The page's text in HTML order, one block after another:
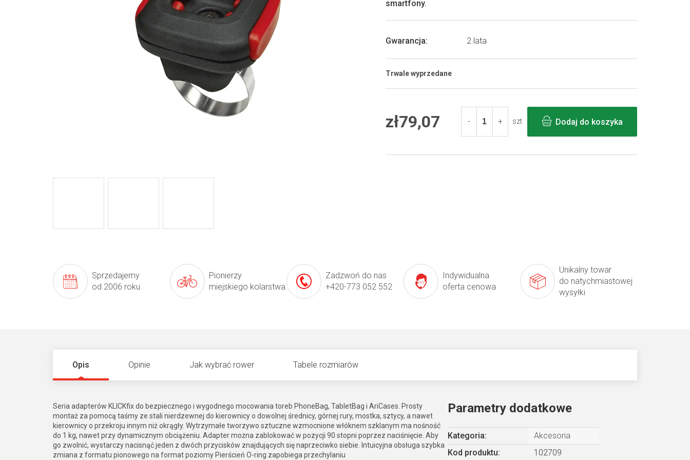
Trwale wyprzedane
Gwarancja: 2 lata
smartfony.
5
zł79,07 szt Dodaj do koszyka
Sprzedajemy
od 2006 roku
Pionierzy
miejskiego kolarstwa
Zadzwoń do nas
+420-773 052 552
Indywidualna
oferta cenowa
Unikalny towar
do natychmiastowej
wysyłki
Opis Opinie Jak wybrać rower Tabele rozmiarów
Seria adapterów KLICKfix do bezpiecznego i wygodnego mocowania toreb PhoneBag, TabletBag i AriCases. Prosty
montaż za pomocą taśmy ze stali nierdzewnej do kierownicy o dowolnej średnicy, górnej rury, mostka, sztycy, a nawet
kierownicy o przekroju innym niż okrągły. Wytrzymałe tworzywo sztuczne wzmocnione włóknem szklanym ma nośność
do 1 kg, nawet przy dynamicznym obciążeniu. Adapter można zablokować w pozycji 90 stopni poprzez naciśnięcie. Aby
go zwolnić, wystarczy nacisnąć jeden z dwóch przycisków znajdujących się naprzeciwko siebie. Intuicyjna obsługa szybka
zmiana z formatu pionowego na format poziomy Pierścień O-ring zapobiega przechylaniu
Parametry dodatkowe
Kategoria:
Akcesoria
Kod produktu:
102709